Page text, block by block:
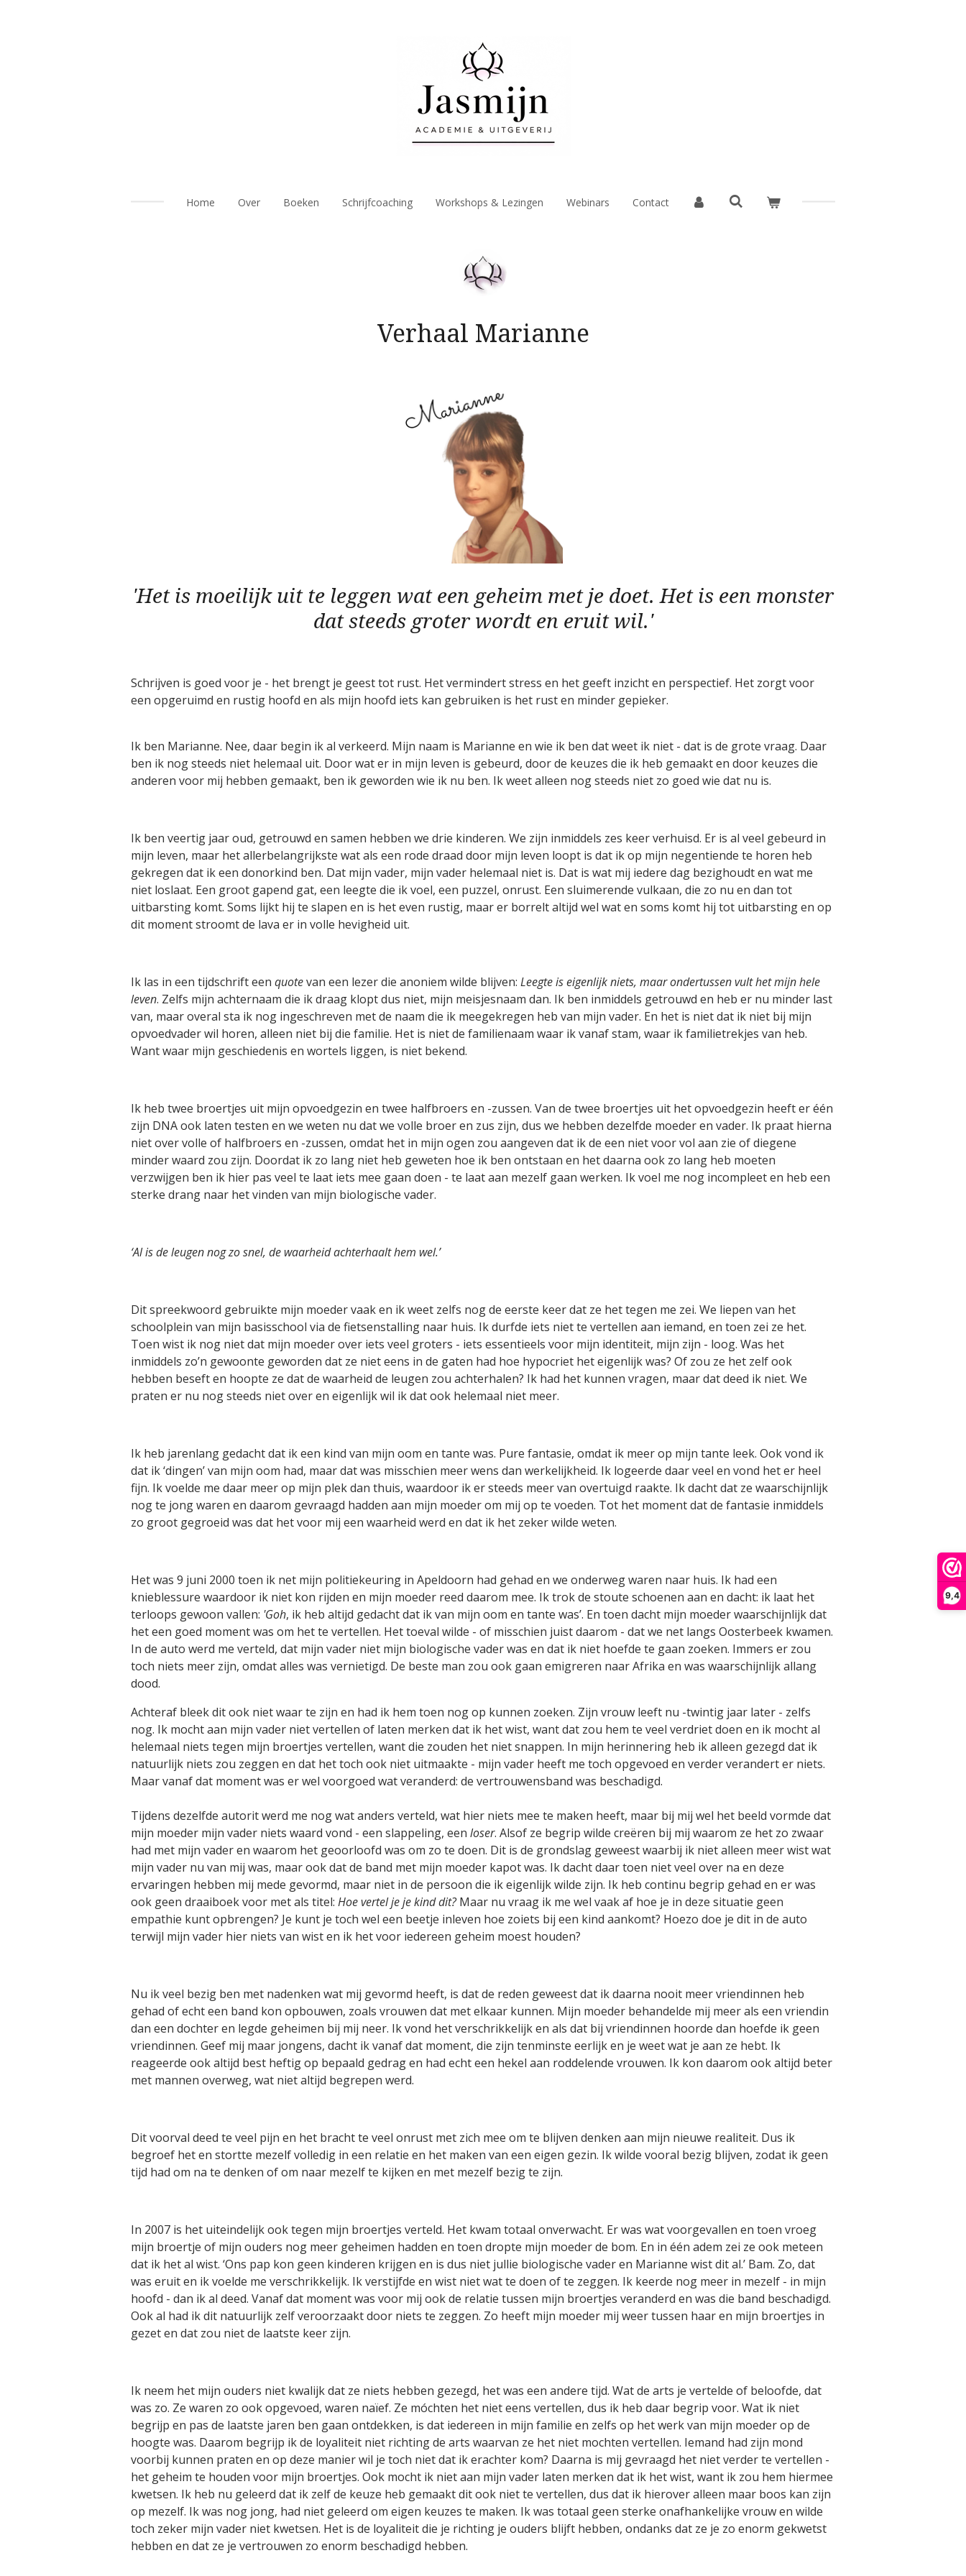
9,4
Home Over Boeken Schrijfcoaching Workshops & Lezingen Webinars Contact
Verhaal Marianne
'Het is moeilijk uit te leggen wat een geheim met je doet. Het is een monster
dat steeds groter wordt en eruit wil.'
Schrijven is goed voor je - het brengt je geest tot rust. Het vermindert stress en het geeft inzicht en perspectief. Het zorgt voor
een opgeruimd en rustig hoofd en als mijn hoofd iets kan gebruiken is het rust en minder gepieker.
Ik ben Marianne. Nee, daar begin ik al verkeerd. Mijn naam is Marianne en wie ik ben dat weet ik niet - dat is de grote vraag. Daar
ben ik nog steeds niet helemaal uit. Door wat er in mijn leven is gebeurd, door de keuzes die ik heb gemaakt en door keuzes die
anderen voor mij hebben gemaakt, ben ik geworden wie ik nu ben. Ik weet alleen nog steeds niet zo goed wie dat nu is.
Ik ben veertig jaar oud, getrouwd en samen hebben we drie kinderen. We zijn inmiddels zes keer verhuisd. Er is al veel gebeurd in
mijn leven, maar het allerbelangrijkste wat als een rode draad door mijn leven loopt is dat ik op mijn negentiende te horen heb
gekregen dat ik een donorkind ben. Dat mijn vader, mijn vader helemaal niet is. Dat is wat mij iedere dag bezighoudt en wat me
niet loslaat. Een groot gapend gat, een leegte die ik voel, een puzzel, onrust. Een sluimerende vulkaan, die zo nu en dan tot
uitbarsting komt. Soms lijkt hij te slapen en is het even rustig, maar er borrelt altijd wel wat en soms komt hij tot uitbarsting en op
dit moment stroomt de lava er in volle hevigheid uit.
Ik las in een tijdschrift een quotevan een lezer die anoniem wilde blijven: Leegte is eigenlijk niets, maar ondertussen vult het mijn hele
leven. Zelfs mijn achternaam die ik draag klopt dus niet, mijn meisjesnaam dan. Ik ben inmiddels getrouwd en heb er nu minder last
van, maar overal sta ik nog ingeschreven met de naam die ik meegekregen heb van mijn vader. En het is niet dat ik niet bij mijn
opvoedvader wil horen, alleen niet bij die familie. Het is niet de familienaam waar ik vanaf stam, waar ik familietrekjes van heb.
Want waar mijn geschiedenis en wortels liggen, is niet bekend.
Ik heb twee broertjes uit mijn opvoedgezin en twee halfbroers en -zussen. Van de twee broertjes uit het opvoedgezin heeft er één
zijn DNA ook laten testen en we weten nu dat we volle broer en zus zijn, dus we hebben dezelfde moeder en vader. Ik praat hierna
niet over volle of halfbroers en -zussen, omdat het in mijn ogen zou aangeven dat ik de een niet voor vol aan zie of diegene
minder waard zou zijn. Doordat ik zo lang niet heb geweten hoe ik ben ontstaan en het daarna ook zo lang heb moeten
verzwijgen ben ik hier pas veel te laat iets mee gaan doen - te laat aan mezelf gaan werken. Ik voel me nog incompleet en heb een
sterke drang naar het vinden van mijn biologische vader.
‘Al is de leugen nog zo snel, de waarheid achterhaalt hem wel.’
Dit spreekwoord gebruikte mijn moeder vaak en ik weet zelfs nog de eerste keer dat ze het tegen me zei. We liepen van het
schoolplein van mijn basisschool via de fietsenstalling naar huis. Ik durfde iets niet te vertellen aan iemand, en toen zei ze het.
Toen wist ik nog niet dat mijn moeder over iets veel groters - iets essentieels voor mijn identiteit, mijn zijn - loog. Was het
inmiddels zo’n gewoonte geworden dat ze niet eens in de gaten had hoe hypocriet het eigenlijk was? Of zou ze het zelf ook
hebben beseft en hoopte ze dat de waarheid de leugen zou achterhalen? Ik had het kunnen vragen, maar dat deed ik niet. We
praten er nu nog steeds niet over en eigenlijk wil ik dat ook helemaal niet meer.
Ik heb jarenlang gedacht dat ik een kind van mijn oom en tante was. Pure fantasie, omdat ik meer op mijn tante leek. Ook vond ik
dat ik ‘dingen’ van mijn oom had, maar dat was misschien meer wens dan werkelijkheid. Ik logeerde daar veel en vond het er heel
fijn. Ik voelde me daar meer op mijn plek dan thuis, waardoor ik er steeds meer van overtuigd raakte. Ik dacht dat ze waarschijnlijk
nog te jong waren en daarom gevraagd hadden aan mijn moeder om mij op te voeden. Tot het moment dat de fantasie inmiddels
zo groot gegroeid was dat het voor mij een waarheid werd en dat ik het zeker wilde weten.
Het was 9 juni 2000 toen ik net mijn politiekeuring in Apeldoorn had gehad en we onderweg waren naar huis. Ik had een
knieblessure waardoor ik niet kon rijden en mijn moeder reed daarom mee. Ik trok de stoute schoenen aan en dacht: ik laat het
terloops gewoon vallen: 'Goh, ik heb altijd gedacht dat ik van mijn oom en tante was’. En toen dacht mijn moeder waarschijnlijk dat
het een goed moment was om het te vertellen. Het toeval wilde - of misschien juist daarom - dat we net langs Oosterbeek kwamen.
In de auto werd me verteld, dat mijn vader niet mijn biologische vader was en dat ik niet hoefde te gaan zoeken. Immers er zou
toch niets meer zijn, omdat alles was vernietigd. De beste man zou ook gaan emigreren naar Afrika en was waarschijnlijk allang
dood.
Achteraf bleek dit ook niet waar te zijn en had ik hem toen nog op kunnen zoeken. Zijn vrouw leeft nu -twintig jaar later - zelfs
nog. Ik mocht aan mijn vader niet vertellen of laten merken dat ik het wist, want dat zou hem te veel verdriet doen en ik mocht al
helemaal niets tegen mijn broertjes vertellen, want die zouden het niet snappen. In mijn herinnering heb ik alleen gezegd dat ik
natuurlijk niets zou zeggen en dat het toch ook niet uitmaakte - mijn vader heeft me toch opgevoed en verder verandert er niets.
Maar vanaf dat moment was er wel voorgoed wat veranderd: de vertrouwensband was beschadigd.
Tijdens dezelfde autorit werd me nog wat anders verteld, wat hier niets mee te maken heeft, maar bij mij wel het beeld vormde dat
mijn moeder mijn vader niets waard vond - een slappeling, een loser. Alsof ze begrip wilde creëren bij mij waarom ze het zo zwaar
had met mijn vader en waarom het geoorloofd was om zo te doen. Dit is de grondslag geweest waarbij ik niet alleen meer wist wat
mijn vader nu van mij was, maar ook dat de band met mijn moeder kapot was. Ik dacht daar toen niet veel over na en deze
ervaringen hebben mij mede gevormd, maar niet in de persoon die ik eigenlijk wilde zijn. Ik heb continu begrip gehad en er was
ook geen draaiboek voor met als titel: Hoe vertel je je kind dit?Maar nu vraag ik me wel vaak af hoe je in deze situatie geen
empathie kunt opbrengen? Je kunt je toch wel een beetje inleven hoe zoiets bij een kind aankomt? Hoezo doe je dit in de auto
terwijl mijn vader hier niets van wist en ik het voor iedereen geheim moest houden?
Nu ik veel bezig ben met nadenken wat mij gevormd heeft, is dat de reden geweest dat ik daarna nooit meer vriendinnen heb
gehad of echt een band kon opbouwen, zoals vrouwen dat met elkaar kunnen. Mijn moeder behandelde mij meer als een vriendin
dan een dochter en legde geheimen bij mij neer. Ik vond het verschrikkelijk en als dat bij vriendinnen hoorde dan hoefde ik geen
vriendinnen. Geef mij maar jongens, dacht ik vanaf dat moment, die zijn tenminste eerlijk en je weet wat je aan ze hebt. Ik
reageerde ook altijd best heftig op bepaald gedrag en had echt een hekel aan roddelende vrouwen. Ik kon daarom ook altijd beter
met mannen overweg, wat niet altijd begrepen werd.
Dit voorval deed te veel pijn en het bracht te veel onrust met zich mee om te blijven denken aan mijn nieuwe realiteit. Dus ik
begroef het en stortte mezelf volledig in een relatie en het maken van een eigen gezin. Ik wilde vooral bezig blijven, zodat ik geen
tijd had om na te denken of om naar mezelf te kijken en met mezelf bezig te zijn.
In 2007 is het uiteindelijk ook tegen mijn broertjes verteld. Het kwam totaal onverwacht. Er was wat voorgevallen en toen vroeg
mijn broertje of mijn ouders nog meer geheimen hadden en toen dropte mijn moeder de bom. En in één adem zei ze ook meteen
dat ik het al wist. ‘Ons pap kon geen kinderen krijgen en is dus niet jullie biologische vader en Marianne wist dit al.’ Bam. Zo, dat
was eruit en ik voelde me verschrikkelijk. Ik verstijfde en wist niet wat te doen of te zeggen. Ik keerde nog meer in mezelf - in mijn
hoofd - dan ik al deed. Vanaf dat moment was voor mij ook de relatie tussen mijn broertjes veranderd en was die band beschadigd.
Ook al had ik dit natuurlijk zelf veroorzaakt door niets te zeggen. Zo heeft mijn moeder mij weer tussen haar en mijn broertjes in
gezet en dat zou niet de laatste keer zijn.
Ik neem het mijn ouders niet kwalijk dat ze niets hebben gezegd, het was een andere tijd. Wat de arts je vertelde of beloofde, dat
was zo. Ze waren zo ook opgevoed, waren naïef. Ze móchten het niet eens vertellen, dus ik heb daar begrip voor. Wat ik niet
begrijp en pas de laatste jaren ben gaan ontdekken, is dat iedereen in mijn familie en zelfs op het werk van mijn moeder op de
hoogte was. Daarom begrijp ik de loyaliteit niet richting de arts waarvan ze het niet mochten vertellen. Iemand had zijn mond
voorbij kunnen praten en op deze manier wil je toch niet dat ik erachter kom? Daarna is mij gevraagd het niet verder te vertellen -
het geheim te houden voor mijn broertjes. Ook mocht ik niet aan mijn vader laten merken dat ik het wist, want ik zou hem hiermee
kwetsen. Ik heb nu geleerd dat ik zelf de keuze heb gemaakt dit ook niet te vertellen, dus dat ik hierover alleen maar boos kan zijn
op mezelf. Ik was nog jong, had niet geleerd om eigen keuzes te maken. Ik was totaal geen sterke onafhankelijke vrouw en wilde
toch zeker mijn vader niet kwetsen. Het is de loyaliteit die je richting je ouders blijft hebben, ondanks dat ze je zo enorm gekwetst
hebben en dat ze je vertrouwen zo enorm beschadigd hebben.